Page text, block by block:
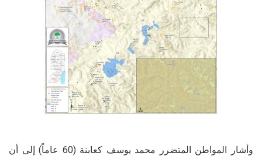
وأشار المواطن المتضرر محمد يوسف كعابنة (60 عاماً) إلى أن